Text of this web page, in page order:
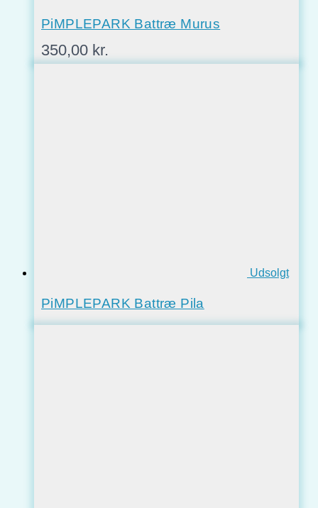
PiMPLEPARK Battræ Murus
350,00 kr.
Udsolgt
PiMPLEPARK Battræ Pila